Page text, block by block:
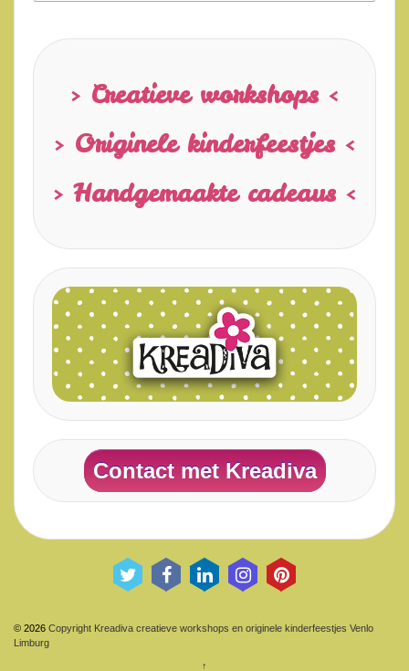
> Creatieve workshops <
> Originele kinderfeestjes <
> Handgemaakte cadeaus <
Contact met Kreadiva
© 2026 Copyright Kreadiva creatieve workshops en originele kinderfeestjes Venlo
Limburg
↑